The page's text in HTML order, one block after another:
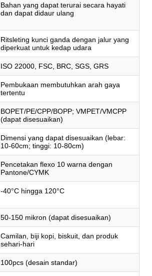
Bahan yang dapat terurai secara hayati
dan dapat didaur ulang
Ritsleting kunci ganda dengan jalur yang
diperkuat untuk kedap udara
ISO 22000, FSC, BRC, SGS, GRS
Pembukaan membutuhkan arah gaya
tertentu
BOPET/PE/CPP/BOPP; VMPET/VMCPP
(dapat disesuaikan)
Dimensi yang dapat disesuaikan (lebar:
10-60cm; tinggi: 10-80cm)
Pencetakan flexo 10 warna dengan
Pantone/CYMK
-40°C hingga 120°C
50-150 mikron (dapat disesuaikan)
Camilan, biji kopi, biskuit, dan produk
sehari-hari
100pcs (desain standar)